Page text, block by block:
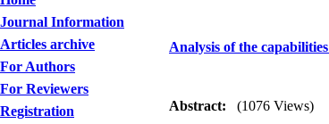
Journal Information
Articles archive
For Authors
For Reviewers
Registration
Analysis of the
Abstract:
(1076 Views)